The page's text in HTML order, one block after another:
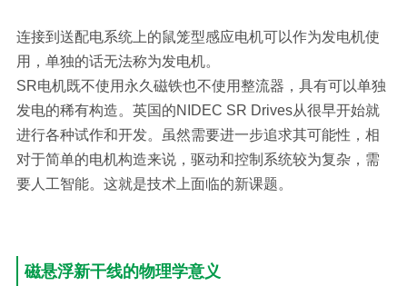
连接到送配电系统上的鼠笼型感应电机可以作为发电机使
用，单独的话无法称为发电机。
SR电机既不使用永久磁铁也不使用整流器，具有可以单独
发电的稀有构造。英国的NIDEC SR Drives从很早开始就
进行各种试作和开发。虽然需要进一步追求其可能性，相
对于简单的电机构造来说，驱动和控制系统较为复杂，需
要人工智能。这就是技术上面临的新课题。
磁悬浮新干线的物理学意义